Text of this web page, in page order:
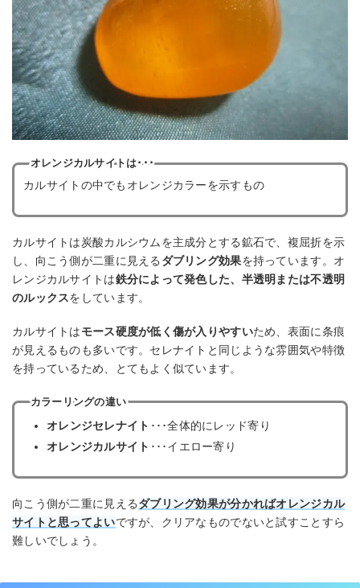
オレンジカルサイトは･･･
カルサイトの中でもオレンジカラーを示すもの
カルサイトは炭酸カルシウムを主成分とする鉱石で、複屈折を示
し、向こう側が二重に見える ダブリング効果を持っています。オ
レンジカルサイトは鉄分によって発色した、半透明または不透明
のルックスをしています。
カルサイトはモース硬度が低く傷が入りやすいため、表面に条痕
が見えるものも多いです。セレナイトと同じような雰囲気や特徴
を持っているため、とてもよく似ています。
カラーリングの違い
オレンジセレナイト ･･･全体的にレッド寄り
オレンジカルサイト ･･･イエロー寄り
向こう側が二重に見えるダブリング効果が分かればオレンジカル
サイトと思ってよいですが、クリアなものでないと試すことすら
難しいでしょう。